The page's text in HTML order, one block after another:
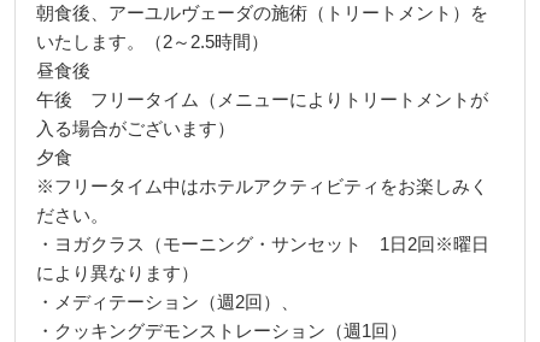
朝食後、アーユルヴェーダの施術（トリートメント）を
いたします。（2～2.5時間）
昼食後
午後 フリータイム（メニューによりトリートメントが
入る場合がございます）
夕食
※フリータイム中はホテルアクティビティをお楽しみく
ださい。
・ヨガクラス（モーニング・サンセット 1日2回※曜日
により異なります）
・メディテーション（週2回）、
・クッキングデモンストレーション（週1回）